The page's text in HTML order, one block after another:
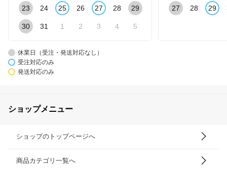
23 24 25 26 27 28 29
30 31 1 2 3 4 5
27 28 29
休業日（受注・発送対応なし）
受注対応のみ
発送対応のみ
ショップメニュー
ショップのトップページへ
商品カテゴリ一覧へ